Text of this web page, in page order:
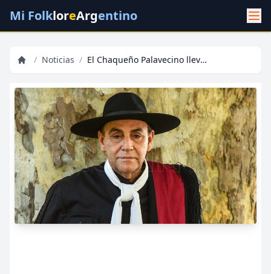
Mi FolkloreArgentino
/ Noticias / El Chaqueño Palavecino lleva el folklore argentino al fenómeno del streaming “Un Poco de Ruido”